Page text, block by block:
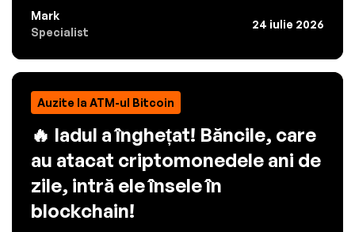
Mark
Specialist
24 iulie 2026
Auzite la ATM-ul Bitcoin
🔥 Iadul a înghețat! Băncile, care
au atacat criptomonedele ani de
zile, intră ele însele în
blockchain!